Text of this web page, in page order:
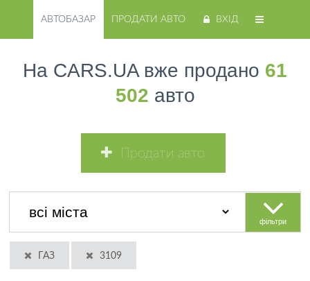
АВТОБАЗАР ПРОДАТИ АВТО ВХІД
На CARS.UA вже продано 61
502 авто
Продати авто
фільтри
ГАЗ 3109